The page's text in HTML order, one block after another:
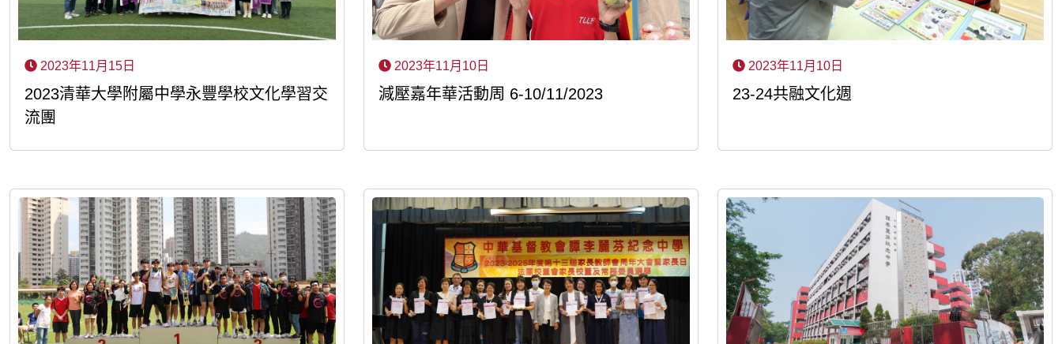
2023年11月15日
2023清華大學附屬中學永豐學校文化學習交
流團
2023年11月10日
減壓嘉年華活動周 6-10/11/2023
2023年11月10日
23-24共融文化週